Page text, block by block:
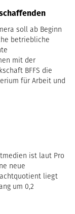
soll ab Beginn
betriebliche
mit der
BFFS die
für Arbeit und
ist laut Pro
neue
liegt
um 0,2